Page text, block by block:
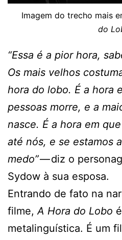
Imagem do trecho mais
do
“Essa é a pior hora,
Os mais velhos
hora do lobo. É a hora
pessoas morre, e a
nasce. É a hora em
até nós, e se estamos
medo”— diz o
Sydow à sua esposa.
Entrando de fato na
filme,A Hora do Lobo
metalinguística. É um